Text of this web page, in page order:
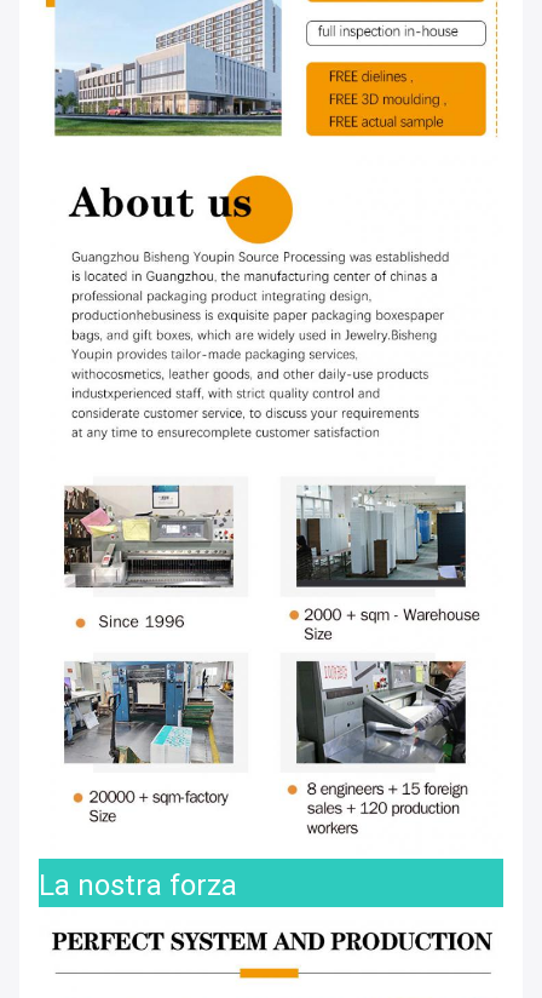
La nostra forza